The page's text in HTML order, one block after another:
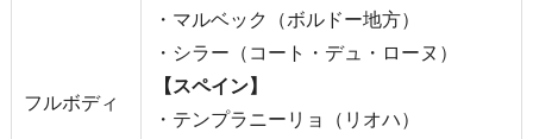
フルボディ
・マルベック（ボルドー地方）
・シラー（コート・デュ・ローヌ）
【スペイン】
・テンプラニーリョ（リオハ）